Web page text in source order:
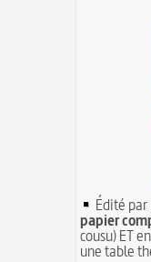
Édité par
papier
cousu) ET en
une table